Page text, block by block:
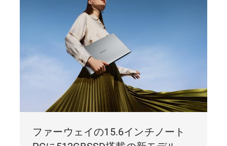
ファーウェイの15.6インチノート